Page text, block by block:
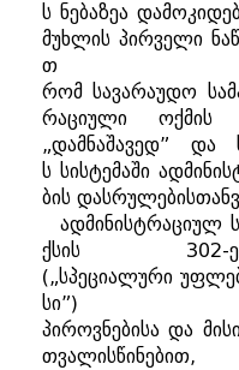
ს ნებაზეა
მუხლის პირველი
თ
რომ სავარაუდო
რაციული
ოქმის
„დამნაშავედ” და
ს სისტემაში
ბის
ადმინისტრაციულ
ქსის 302-ე
(„სპეციალური
სი
პიროვნებისა და მისი
თვალისწინებით,